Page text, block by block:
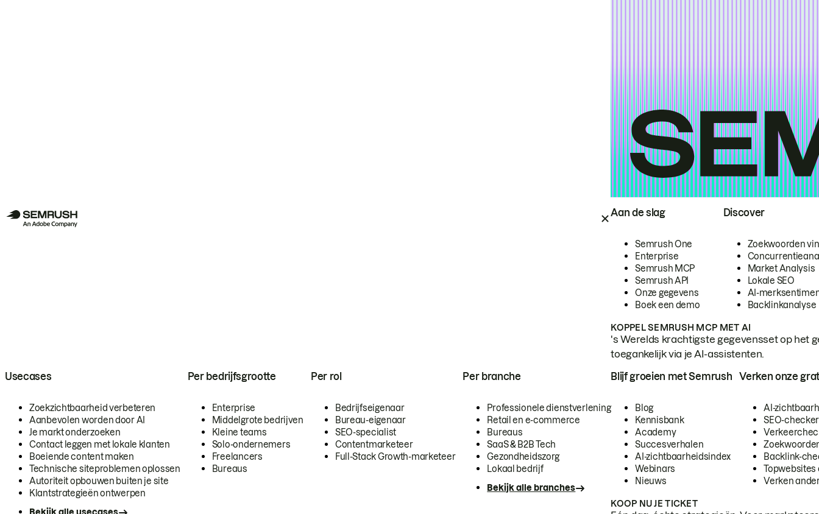
Aan de slag
Semrush One
Enterprise
Semrush MCP
Semrush API
Onze gegevens
Boek een demo
Discover
Zoekwoorden
Market Analysis
Lokale SEO
AI-
Backlinkanalyse
KOPPEL SEMRUSH MCP MET AI
's Werelds krachtigste gegevensset op het
toegankelijk via je AI-assistenten.
Usecases
Zoekzichtbaarheid verbeteren
Aanbevolen worden door AI
Je markt onderzoeken
Contact leggen met lokale klanten
Boeiende content maken
Technische siteproblemen oplossen
Autoriteit opbouwen buiten je site
Klantstrategieën ontwerpen
Per bedrijfsgrootte
Enterprise
Middelgrote bedrijven
Kleine teams
Solo-ondernemers
Freelancers
Bureaus
Per rol
Bedrijfseigenaar
Bureau-eigenaar
SEO-specialist
Contentmarketeer
Full-Stack Growth-marketeer
Per branche
Professionele dienstverlening
Retail en e-commerce
Bureaus
SaaS & B2B Tech
Gezondheidszorg
Lokaal bedrijf
Bekijk alle branches
Blijf groeien met Semrush
Blog
Kennisbank
Academy
Succesverhalen
AI-zichtbaarheidsindex
Webinars
Nieuws
Verken onze
AI-
SEO-checker
Backlink-
Topwebsites
Verken
KOOP NU JE TICKET